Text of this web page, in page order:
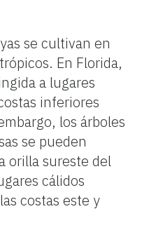
se cultivan en
En Florida,
a lugares
inferiores
los árboles
se pueden
orilla sureste del
cálidos
costas este y